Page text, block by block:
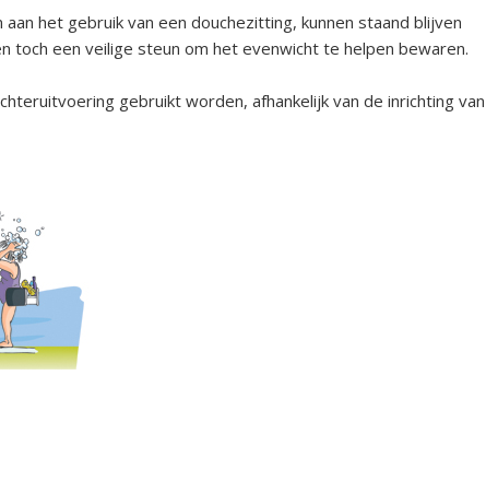
het gebruik van een douchezitting, kunnen staand blijven
toch een veilige steun om het evenwicht te helpen bewaren.
gebruikt worden, afhankelijk van de inrichting van